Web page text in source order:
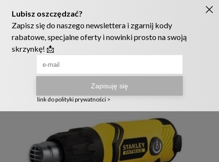
Ruszyła nowa szata graficzna naszego sklepu! ❤️
222905958 sklep@telmak.pl
Elektronarzędzia i akcesoria Wyrzynarki opalarki pilarki